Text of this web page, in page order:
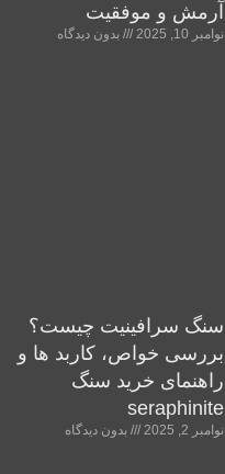
آرمش و موفقیت
نوامبر 10, 2025 بدون دیدگاه
سنگ سرافینیت چیست؟
بررسی خواص، کاربد ها و
راهنمای خرید سنگ
seraphinite
نوامبر 2, 2025 بدون دیدگاه